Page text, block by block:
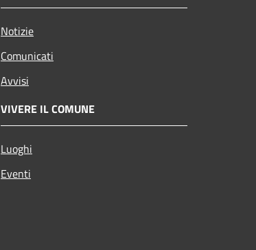
Notizie
Comunicati
Avvisi
VIVERE IL COMUNE
Luoghi
Eventi